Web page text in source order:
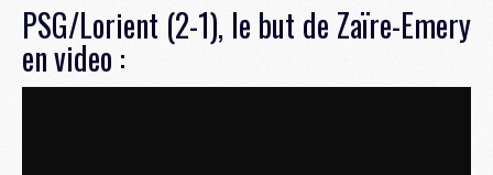
PSG/Lorient (2-1), le but de Zaïre-Emery
en video :